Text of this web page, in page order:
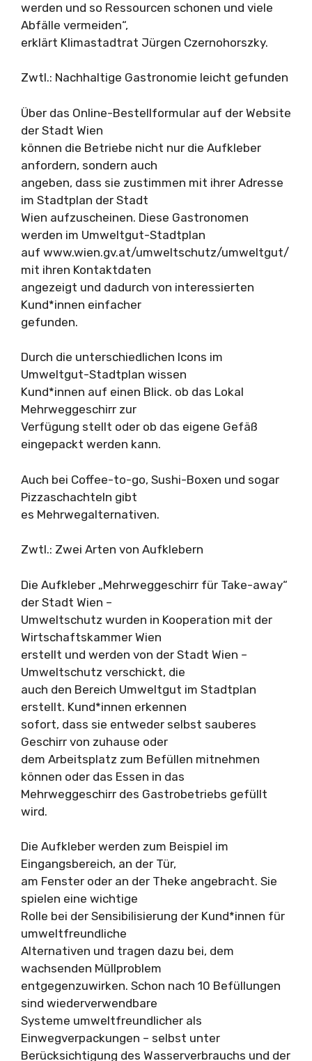
werden und so Ressourcen schonen und viele
Abfälle vermeiden“,
erklärt Klimastadtrat Jürgen Czernohorszky.
Zwtl.: Nachhaltige Gastronomie leicht gefunden
Über das Online-Bestellformular auf der Website
der Stadt Wien
können die Betriebe nicht nur die Aufkleber
anfordern, sondern auch
angeben, dass sie zustimmen mit ihrer Adresse
im Stadtplan der Stadt
Wien aufzuscheinen. Diese Gastronomen
werden im Umweltgut-Stadtplan
auf www.wien.gv.at/umweltschutz/umweltgut/
mit ihren Kontaktdaten
angezeigt und dadurch von interessierten
Kund*innen einfacher
gefunden.
Durch die unterschiedlichen Icons im
Umweltgut-Stadtplan wissen
Kund*innen auf einen Blick. ob das Lokal
Mehrweggeschirr zur
Verfügung stellt oder ob das eigene Gefäß
eingepackt werden kann.
Auch bei Coffee-to-go, Sushi-Boxen und sogar
Pizzaschachteln gibt
es Mehrwegalternativen.
Zwtl.: Zwei Arten von Aufklebern
Die Aufkleber „Mehrweggeschirr für Take-away“
der Stadt Wien –
Umweltschutz wurden in Kooperation mit der
Wirtschaftskammer Wien
erstellt und werden von der Stadt Wien –
Umweltschutz verschickt, die
auch den Bereich Umweltgut im Stadtplan
erstellt. Kund*innen erkennen
sofort, dass sie entweder selbst sauberes
Geschirr von zuhause oder
dem Arbeitsplatz zum Befüllen mitnehmen
können oder das Essen in das
Mehrweggeschirr des Gastrobetriebs gefüllt
wird.
Die Aufkleber werden zum Beispiel im
Eingangsbereich, an der Tür,
am Fenster oder an der Theke angebracht. Sie
spielen eine wichtige
Rolle bei der Sensibilisierung der Kund*innen für
umweltfreundliche
Alternativen und tragen dazu bei, dem
wachsenden Müllproblem
entgegenzuwirken. Schon nach 10 Befüllungen
sind wiederverwendbare
Systeme umweltfreundlicher als
Einwegverpackungen – selbst unter
Berücksichtigung des Wasserverbrauchs und der